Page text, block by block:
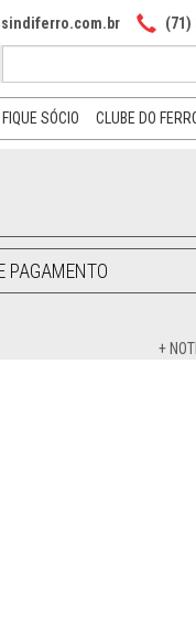
(71)
FIQUE SÓCIO CLUBE DO
PAGAMENTO
+